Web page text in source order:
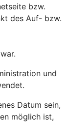
bzw.
des Auf- bzw.
und
Datum sein,
möglich ist,